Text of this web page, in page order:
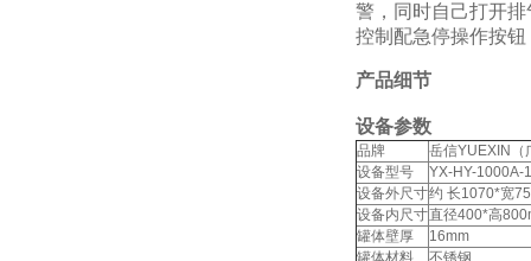
警，同时自己打开排
控制配急停操作按
产品细节
设备参数
品牌
岳信YUEXIN（
设备型号
YX-HY-1000A-
设备外尺寸约 长1070*宽
设备内尺寸直径400*高
罐体壁厚
16mm
罐体材料
不锈钢